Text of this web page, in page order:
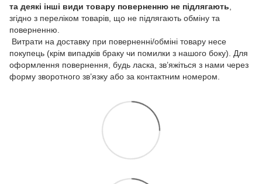
та деякі інші види товару поверненню не підлягають
згідно з переліком товарів, що не підлягають обміну та
поверненню.
Витрати на доставку при поверненні/обміні товару несе
покупець (крім випадків браку чи помилки з нашого боку). Для
оформлення повернення, будь ласка, зв’яжіться з нами через
форму зворотного зв’язку або за контактним номером.